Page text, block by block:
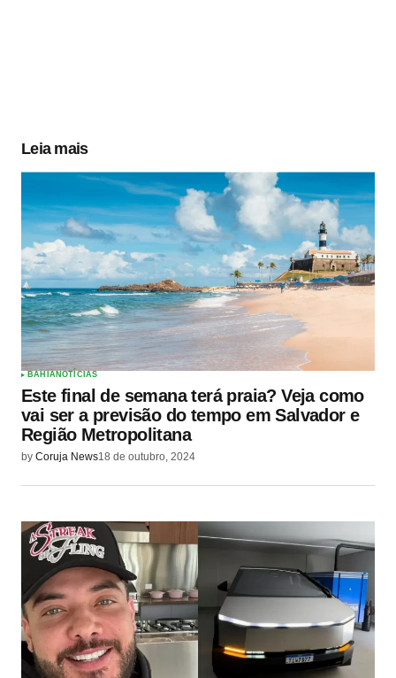
Leia mais
BAHIANOTÍCIAS
Este final de semana terá praia? Veja como
vai ser a previsão do tempo em Salvador e
Região Metropolitana
by Coruja News18 de outubro, 2024